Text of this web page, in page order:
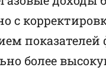
более